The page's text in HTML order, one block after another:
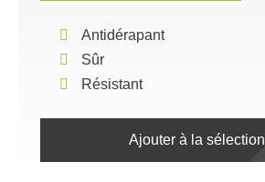
Antidérapant
Sûr
Résistant
Ajouter à la sélection